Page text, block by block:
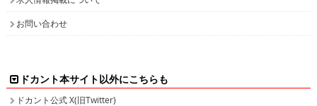
お問い合わせ
ドカント本サイト以外にこちらも
ドカント公式 X(旧Twitter)